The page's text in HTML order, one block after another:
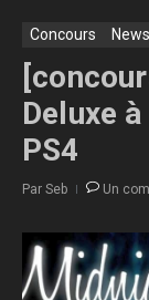
Concours News
Deluxe
PS4
Par Seb Un